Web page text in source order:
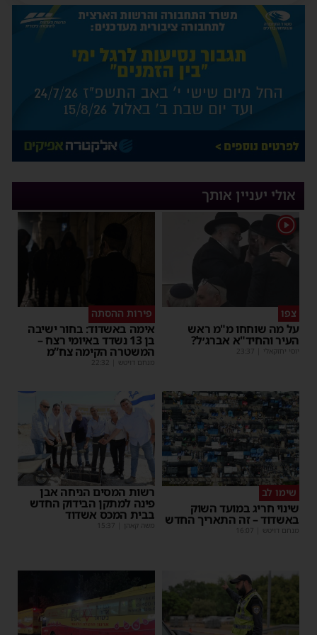
אולי יעניין אותך
1
צפו
על מה שוחחו מ"מ ראש
העיר והחיד"א אברג׳ל?
יוסי יחזקאלי 23:37
פירות ההסתה
אימה באשדוד: בחור ישיבה
בן 13 נשדד באיומי רצח –
המשטרה הקימה צח”מ
מנחם דויטש 22:32
שימו לב
שינוי חריג במועד השוק
באשדוד – זה התאריך החדש
מנחם דויטש 16:07
רשות המסים הניחה אבן
פינה למתקן הבידוק החדש
בבית המכס אשדוד
משה קאהן 15:37